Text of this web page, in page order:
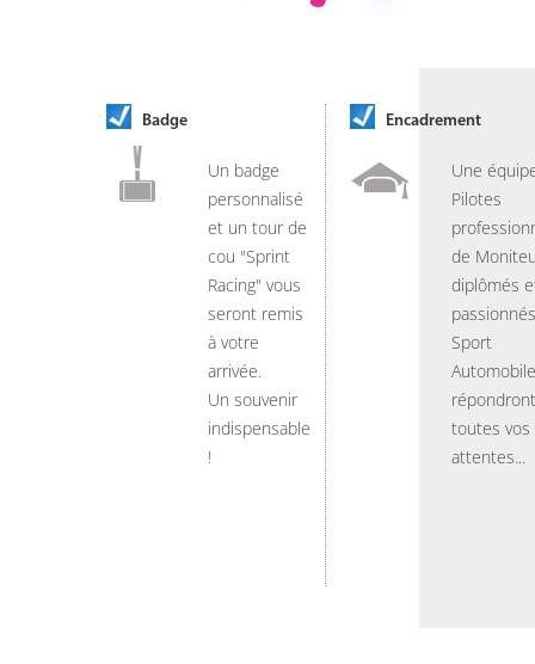
Badge
Un badge
personnalisé
et un tour de
cou "Sprint
Racing" vous
seront remis
à votre
arrivée.
Un souvenir
indispensable
!
Encadrement
Une
Pilotes
de
diplômés
Sport
Automobile
toutes vos
attentes...